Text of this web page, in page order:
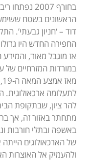
בחורף 2007
הראשונים בשטח ששימש
דוד – ‘חניון גבעתי’.
החפירה החדש היו
אז מוגבל מאוד, והמידע
במורדות המזרחיים של
לתעלומה ארכאולוגית.
להר ציון, שבתקופת
מתחתר באזור זה, אך
באשפה ובתלי חורבות
של הארכאולוגים
ולהעמיק אל האוצרות